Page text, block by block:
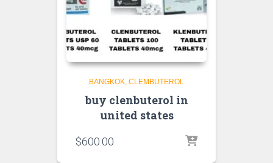
BANGKOK CLEMBUTEROL
buy clenbuterol in
united states
$600.00